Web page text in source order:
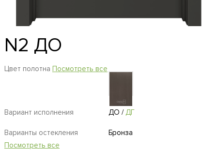
N2 ДО
Цвет полотна Посмотреть все
Вариант исполнения ДО /ДГ
Варианты остекления
Посмотреть все
Бронза